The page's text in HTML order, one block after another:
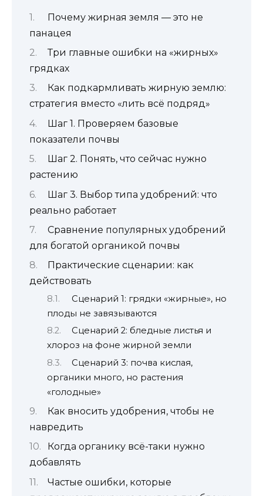
Почему жирная земля — это не
панацея
Три главные ошибки на «жирных»
грядках
Как подкармливать жирную землю:
стратегия вместо «лить всё подряд»
Шаг 1. Проверяем базовые
показатели почвы
Шаг 2. Понять, что сейчас нужно
растению
Шаг 3. Выбор типа удобрений: что
реально работает
Сравнение популярных удобрений
для богатой органикой почвы
Практические сценарии: как
действовать
Сценарий 1: грядки «жирные», но
плоды не завязываются
Сценарий 2: бледные листья и
хлороз на фоне жирной земли
Сценарий 3: почва кислая,
органики много, но растения
«голодные»
Как вносить удобрения, чтобы не
навредить
Когда органику всё-таки нужно
добавлять
Частые ошибки, которые